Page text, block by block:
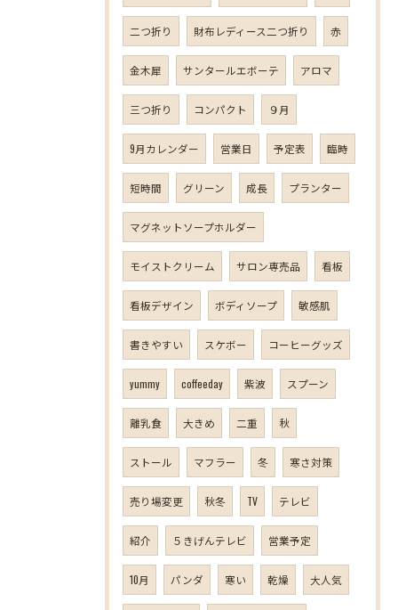
二つ折り 財布レディース二つ折り 赤
金木犀 サンタールエボーテ アロマ
三つ折り コンパクト ９月
9月カレンダー 営業日 予定表 臨時
短時間 グリーン 成長 プランター
マグネットソープホルダー
モイストクリーム サロン専売品 看板
看板デザイン ボディソープ 敏感肌
書きやすい スケボー コーヒーグッズ
yummy coffeeday 紫波 スプーン
離乳食 大きめ 二重 秋
ストール マフラー 冬 寒さ対策
売り場変更 秋冬 TV テレビ
紹介 ５きげんテレビ 営業予定
10月 パンダ 寒い 乾燥 大人気